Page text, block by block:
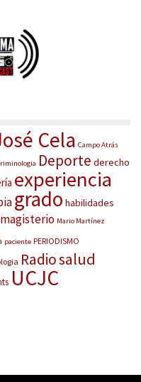
Cela Campo Atrás
Deporte derecho
experiencia
grado habilidades
magisterio Mario Martínez
paciente PERIODISMO
Radiosalud
UCJC